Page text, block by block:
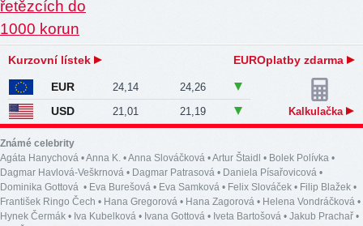
Kurzovní lístek EUROplatby zdarma
EUR 24,14 24,26
USD 21,01 21,19 Kalkulačka
Známé celebrity
Agáta Hanychová •Anna K. •Anna Slováčková •Artur Štaidl • Bolek Polívka •
Dagmar Havlová-Veškrnová • Dagmar Patrasová • Daniela Písařovicová •
Dominika Gottová • Eva Burešová • Eva Samková • Felix Slováček • Filip Blažek •
František Ringo Čech • Hana Gregorová • Hana Zagorová • Helena Vondráčková •
Hynek Čermák • Iva Kubelková • Ivana Gottová • Iveta Bartošová • Jakub Prachař •